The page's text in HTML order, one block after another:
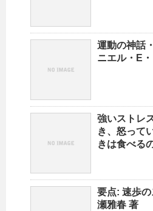
運動の神話
ニエル・E
強いストレ
き、怒って
きは食べる
要点: 速歩
瀬雅春 著